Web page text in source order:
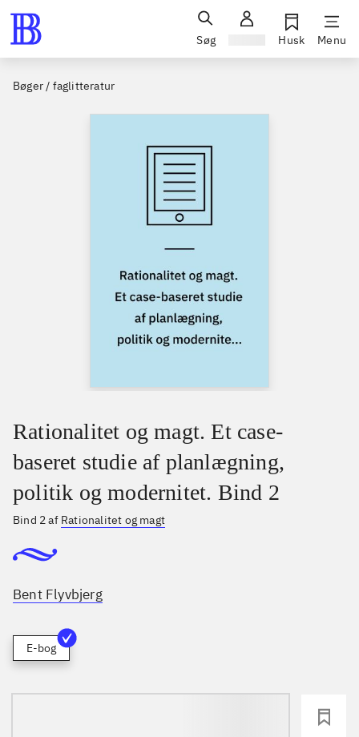
Søg Husk Menu
Bøger / faglitteratur
Rationalitet og magt. Et case-
baseret studie af planlægning,
politik og modernitet. Bind 2
Bind 2 af Rationalitet og magt
Bent Flyvbjerg
E-bog